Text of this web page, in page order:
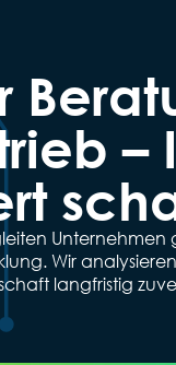
–
Unternehmen
Wir
langfristig